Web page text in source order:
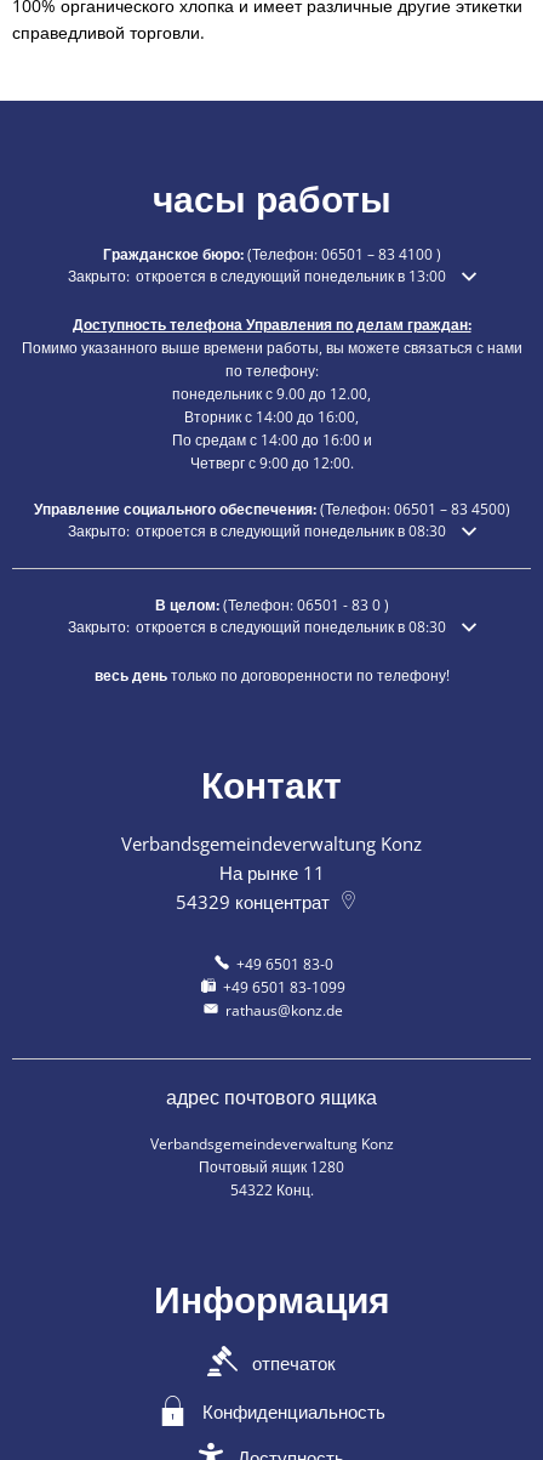
100% органического хлопка и имеет различные другие этикетки
справедливой торговли.
часы работы
Гражданское бюро:(Телефон:06501 – 83 4100)
Нажмите, чтобы скрыть дополнительное время открытия или
Закрыто: откроется в следующий понедельник в 13:00
Доступность телефона Управления по делам граждан:
Помимо указанного выше времени работы, вы можете связаться с нами
по телефону:
понедельник с 9.00 до 12.00,
Вторник с 14:00 до 16:00,
По средам с 14:00 до 16:00 и
Четверг с 9:00 до 12:00.
Управление социального обеспечения:(Телефон:06501 – 834500)
Нажмите, чтобы скрыть дополнительное время открытия или
Закрыто: откроется в следующий понедельник в 08:30
В целом:(Телефон:06501 - 83 0)
Нажмите, чтобы скрыть дополнительное время открытия или
Закрыто: откроется в следующий понедельник в 08:30
весь деньтолько по договоренности по телефону!
Контакт
Verbandsgemeindeverwaltung Konz
На рынке 11
54329 концентрат
+49 6501 83-0
+49 6501 83-1099
rathaus@konz.de
адрес почтового ящика
Verbandsgemeindeverwaltung Konz
Почтовый ящик 1280
54322 Конц.
Информация
отпечаток
Конфиденциальность